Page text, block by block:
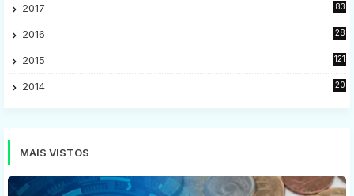
2017
83
2016
28
2015
121
2014
20
MAIS VISTOS